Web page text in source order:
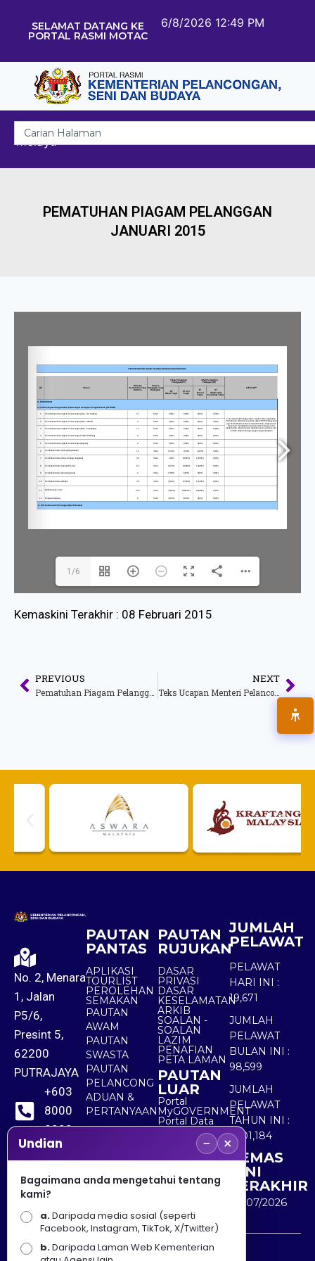
SELAMAT DATANG KE
PORTAL RASMI MOTAC
6/8/2026 12:49 PM
Melayu
PEMATUHAN PIAGAM PELANGGAN
JANUARI 2015
1/6
Kemaskini Terakhir : 08 Februari 2015
PREVIOUS NEXT
Teks Ucapan Menteri Pelancongan Dan Kebudayaan Malaysia Sempena Majlis Rumah Terbuka Malaysia Krismas 2015
No. 2, Menara
1, Jalan
P5/6,
Presint 5,
62200
PUTRAJAYA
+603
8000
8000
+603
8891
7100
PAUTAN
PANTAS
APLIKASI
TOURLIST
PEROLEHAN
SEMAKAN
PAUTAN
AWAM
PAUTAN
SWASTA
PAUTAN
PELANCONG
ADUAN &
PERTANYAAN
PAUTAN
RUJUKAN
DASAR
PRIVASI
DASAR
KESELAMATAN
ARKIB
SOALAN -
SOALAN
LAZIM
PENAFIAN
PETA LAMAN
PAUTAN
LUAR
Portal
MyGOVERNMENT
Portal Data
Terbuka
Sektor Awam
JUMLAH
PELAWAT
PELAWAT
HARI INI :
19,671
JUMLAH
PELAWAT
BULAN INI :
98,599
JUMLAH
PELAWAT
TAHUN INI :
5,501,184
KEMAS
KINI
TERAKHIR
30/07/2026
Penafian : Kerajaan Malaysia dan Kementerian
Undian − ×
Bagaimana anda mengetahui tentang
kami?
a.Daripada media sosial (seperti
Facebook, Instagram, TikTok, X/Twitter)
b.Daripada Laman Web Kementerian